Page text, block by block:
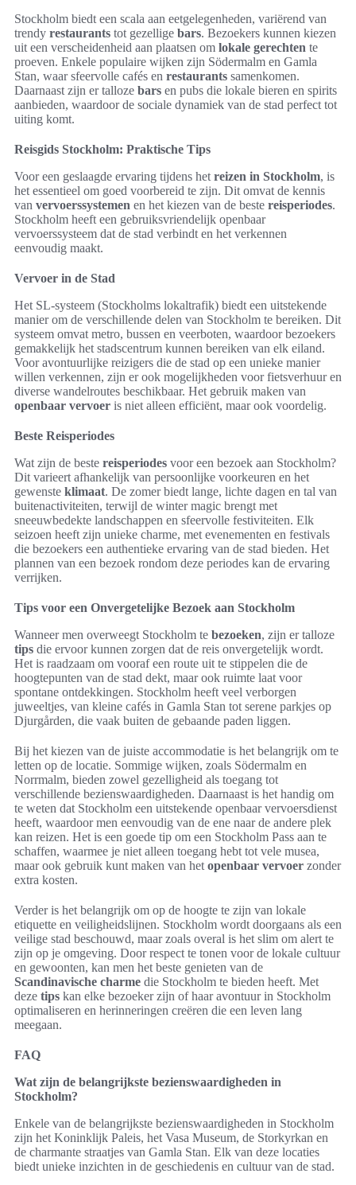
Stockholm biedt een scala aan eetgelegenheden, variërend van
trendy restaurants tot gezellige bars. Bezoekers kunnen kiezen
uit een verscheidenheid aan plaatsen om lokale gerechten te
proeven. Enkele populaire wijken zijn Södermalm en Gamla
Stan, waar sfeervolle cafés en restaurants samenkomen.
Daarnaast zijn er talloze bars en pubs die lokale bieren en spirits
aanbieden, waardoor de sociale dynamiek van de stad perfect tot
uiting komt.
Reisgids Stockholm: Praktische Tips
Voor een geslaagde ervaring tijdens het reizen in Stockholm, is
het essentieel om goed voorbereid te zijn. Dit omvat de kennis
van vervoerssystemen en het kiezen van de beste reisperiodes.
Stockholm heeft een gebruiksvriendelijk openbaar
vervoerssysteem dat de stad verbindt en het verkennen
eenvoudig maakt.
Vervoer in de Stad
Het SL-systeem (Stockholms lokaltrafik) biedt een uitstekende
manier om de verschillende delen van Stockholm te bereiken. Dit
systeem omvat metro, bussen en veerboten, waardoor bezoekers
gemakkelijk het stadscentrum kunnen bereiken van elk eiland.
Voor avontuurlijke reizigers die de stad op een unieke manier
willen verkennen, zijn er ook mogelijkheden voor fietsverhuur en
diverse wandelroutes beschikbaar. Het gebruik maken van
openbaar vervoer is niet alleen efficiënt, maar ook voordelig.
Beste Reisperiodes
Wat zijn de beste reisperiodes voor een bezoek aan Stockholm?
Dit varieert afhankelijk van persoonlijke voorkeuren en het
gewenste klimaat. De zomer biedt lange, lichte dagen en tal van
buitenactiviteiten, terwijl de winter magic brengt met
sneeuwbedekte landschappen en sfeervolle festiviteiten. Elk
seizoen heeft zijn unieke charme, met evenementen en festivals
die bezoekers een authentieke ervaring van de stad bieden. Het
plannen van een bezoek rondom deze periodes kan de ervaring
verrijken.
Tips voor een Onvergetelijke Bezoek aan Stockholm
Wanneer men overweegt Stockholm te bezoeken, zijn er talloze
tips die ervoor kunnen zorgen dat de reis onvergetelijk wordt.
Het is raadzaam om vooraf een route uit te stippelen die de
hoogtepunten van de stad dekt, maar ook ruimte laat voor
spontane ontdekkingen. Stockholm heeft veel verborgen
juweeltjes, van kleine cafés in Gamla Stan tot serene parkjes op
Djurgården, die vaak buiten de gebaande paden liggen.
Bij het kiezen van de juiste accommodatie is het belangrijk om te
letten op de locatie. Sommige wijken, zoals Södermalm en
Norrmalm, bieden zowel gezelligheid als toegang tot
verschillende bezienswaardigheden. Daarnaast is het handig om
te weten dat Stockholm een uitstekende openbaar vervoersdienst
heeft, waardoor men eenvoudig van de ene naar de andere plek
kan reizen. Het is een goede tip om een Stockholm Pass aan te
schaffen, waarmee je niet alleen toegang hebt tot vele musea,
maar ook gebruik kunt maken van het openbaar vervoer zonder
extra kosten.
Verder is het belangrijk om op de hoogte te zijn van lokale
etiquette en veiligheidslijnen. Stockholm wordt doorgaans als een
veilige stad beschouwd, maar zoals overal is het slim om alert te
zijn op je omgeving. Door respect te tonen voor de lokale cultuur
en gewoonten, kan men het beste genieten van de
Scandinavische charme die Stockholm te bieden heeft. Met
deze tips kan elke bezoeker zijn of haar avontuur in Stockholm
optimaliseren en herinneringen creëren die een leven lang
meegaan.
FAQ
Wat zijn de belangrijkste bezienswaardigheden in
Stockholm?
Enkele van de belangrijkste bezienswaardigheden in Stockholm
zijn het Koninklijk Paleis, het Vasa Museum, de Storkyrkan en
de charmante straatjes van Gamla Stan. Elk van deze locaties
biedt unieke inzichten in de geschiedenis en cultuur van de stad.